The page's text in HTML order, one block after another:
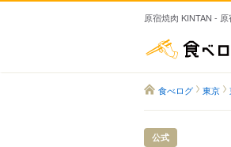
原宿焼肉 KINTAN - 原
食べログ 東京
公式